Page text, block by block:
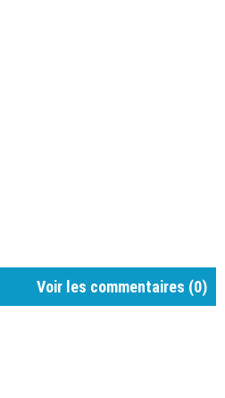
Voir les commentaires (0)